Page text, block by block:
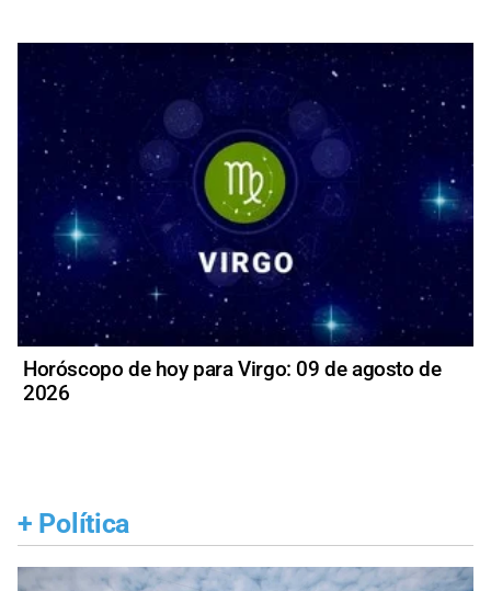
Horóscopo de hoy para Virgo: 09 de agosto de
2026
+ Política